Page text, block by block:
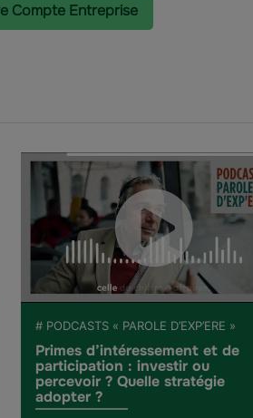
Compte Entreprise
# PODCASTS « PAROLE D’EXP’ERE »
Primes d’intéressement et de
participation : investir ou
percevoir ? Quelle stratégie
adopter ?